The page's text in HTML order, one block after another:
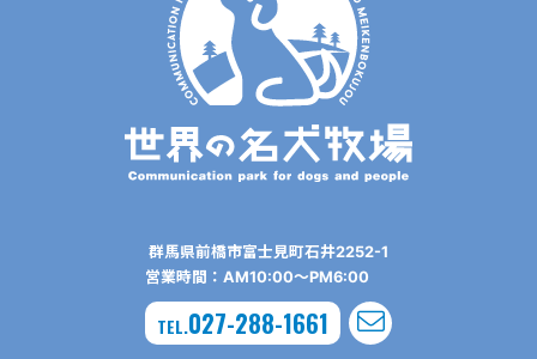
群⾺県前橋市富⼠⾒町⽯井2252-1
営業時間：AM10:00〜PM6:00
TEL.027-288-1661